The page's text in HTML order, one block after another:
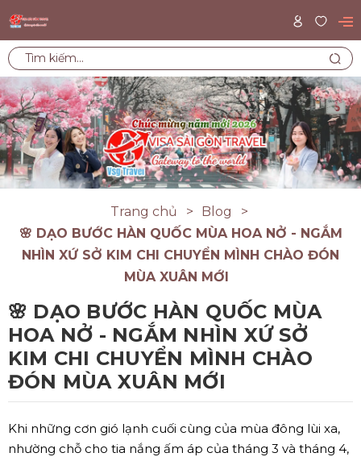
Trang chủ
Blog
🌸 DẠO BƯỚC HÀN QUỐC MÙA HOA NỞ - NGẮM
NHÌN XỨ SỞ KIM CHI CHUYỂN MÌNH CHÀO ĐÓN
MÙA XUÂN MỚI
🌸 DẠO BƯỚC HÀN QUỐC MÙA
HOA NỞ - NGẮM NHÌN XỨ SỞ
KIM CHI CHUYỂN MÌNH CHÀO
ĐÓN MÙA XUÂN MỚI
Khi những cơn gió lạnh cuối cùng của mùa đông lùi xa,
nhường chỗ cho tia nắng ấm áp của tháng 3 và tháng 4,